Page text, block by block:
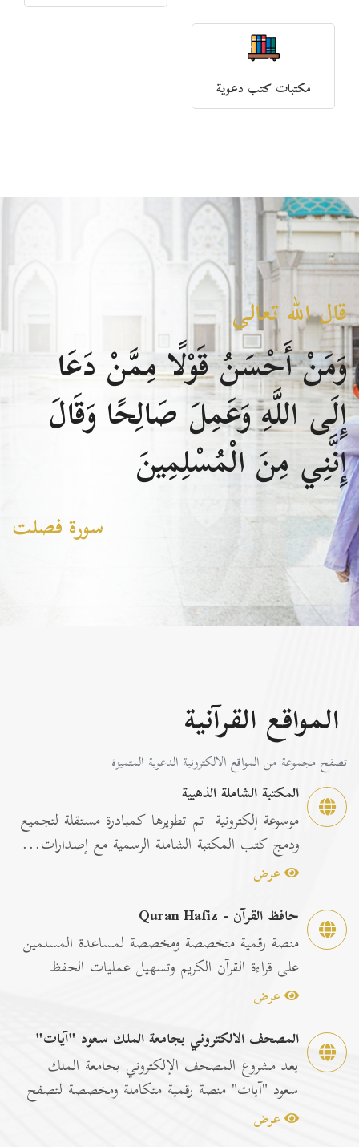
مكتبات كتب دعوية
قال الله تعالى
وَمَنْ أَحْسَنُ قَوْلًا مِمَّنْ دَعَا
إِلَى اللَّهِ وَعَمِلَ صَالِحًا وَقَالَ
إِنَّنِي مِنَ الْمُسْلِمِينَ
سورة فصلت
المواقع القرآنية
تصفح مجموعة من المواقع الالكترونية الدعوية المتميزة
المكتبة الشاملة الذهبية
موسوعة إلكترونية تم تطويرها كمبادرة مستقلة لتجميع
ودمج كتب المكتبة الشاملة الرسمية مع إصدارات...
عرض
حافظ القرآن - Quran Hafiz
منصة رقمية متخصصة ومخصصة لمساعدة المسلمين
على قراءة القرآن الكريم وتسهيل عمليات الحفظ
والمراجعة عبر...
عرض
المصحف الالكتروني بجامعة الملك سعود "آيات"
يعد مشروع المصحف الإلكتروني بجامعة الملك
سعود "آيات" منصة رقمية متكاملة ومخصصة لتصفح
وقراءة القرآن ا...
عرض